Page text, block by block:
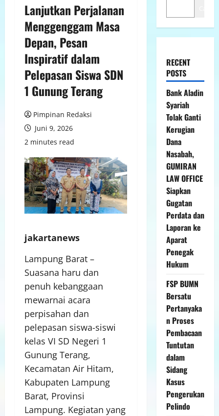
Lanjutkan Perjalanan
Menggenggam Masa
Depan, Pesan
Inspiratif dalam
Pelepasan Siswa SDN
1 Gunung Terang
Pimpinan Redaksi
Juni 9, 2026
2 minutes read
jakartanews
Lampung Barat –
Suasana haru dan
penuh kebanggaan
mewarnai acara
perpisahan dan
pelepasan siswa-siswi
kelas VI SD Negeri 1
Gunung Terang,
Kecamatan Air Hitam,
Kabupaten Lampung
Barat, Provinsi
Lampung. Kegiatan yang
RECENT
POSTS
Bank Aladin
Syariah
Tolak Ganti
Kerugian
Dana
Nasabah,
GUMIRAN
LAW OFFICE
Siapkan
Gugatan
Perdata dan
Laporan ke
Aparat
Penegak
Hukum
FSP BUMN
Bersatu
Pertanyaka
n Proses
Pembacaan
Tuntutan
dalam
Sidang
Kasus
Pengerukan
Pelindo